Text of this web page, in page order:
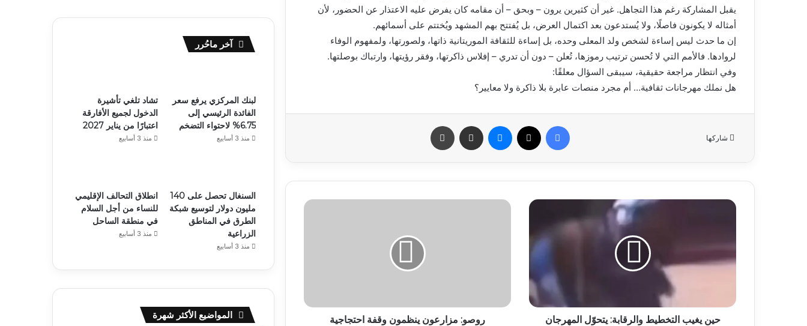
يقبل المشاركة رغم هذا التجاهل. غير أن كثيرين يرون – وبحق – أن مقامه كان يفرض عليه الاعتذار عن الحضور، لأن
أمثاله لا يكونون فاصلًا، ولا يُستدعون بعد اكتمال العرض، بل يُفتتح بهم المشهد ويُختتم على أسمائهم.
إن ما حدث ليس إساءة لشخص ولد المعلى وحده، بل إساءة للثقافة الموريتانية ذاتها، ولصورتها، ولمفهوم الوفاء
لروادها. فالأمم التي لا تُحسن ترتيب رموزها، تُعلن – دون أن تدري – إفلاس ذاكرتها، وفقر رؤيتها، وارتباك بوصلتها.
وفي انتظار مراجعة حقيقية، سيبقى السؤال معلقًا:
هل نملك مهرجانات ثقافية… أم مجرد منصات عابرة بلا ذاكرة ولا معايير؟
شاركها
فيسبوك ماسنجر مشاركة عبر البريد
حين يغيب التخطيط والرقابة: يتحوّل المهرجان
روصو: مزارعون ينظمون وقفة احتجاجية
آخر ماحُرر
لبنك المركزي يرفع سعر
الفائدة الرئيسي إلى
6.75% لاحتواء التضخم
منذ 3 أسابيع
تشاد تلغي تأشيرة
الدخول لجميع الأفارقة
اعتبارًا من يناير 2027
منذ 3 أسابيع
السنغال تحصل على 140
مليون دولار لتوسيع شبكة
الطرق في المناطق
الزراعية
منذ 3 أسابيع
انطلاق التحالف الإقليمي
للنساء من أجل السلام
في منطقة الساحل
منذ 3 أسابيع
المواضيع الأكثر شهرة